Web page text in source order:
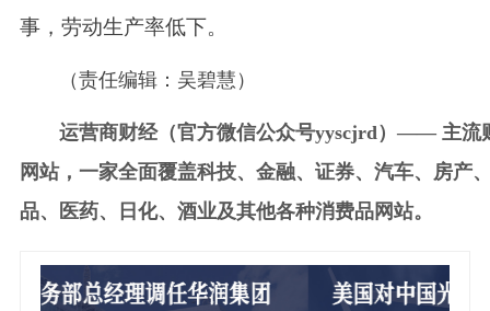
事，劳动生产率低下。
（责任编辑：吴碧慧）
运营商财经（官方微信公众号yyscjrd）—— 主流
网站，一家全面覆盖科技、金融、证券、汽车、房产
品、医药、日化、酒业及其他各种消费品网站。